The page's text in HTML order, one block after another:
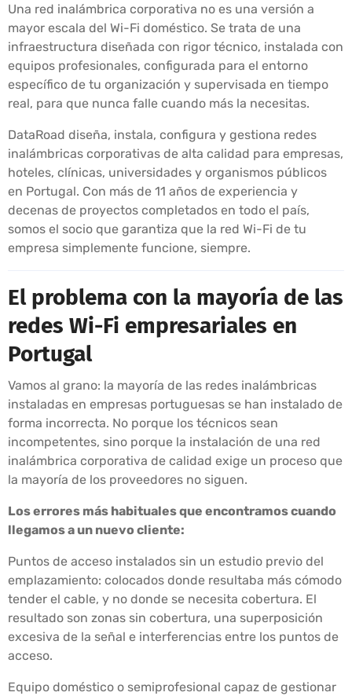
Una red inalámbrica corporativa no es una versión a
mayor escala del Wi-Fi doméstico. Se trata de una
infraestructura diseñada con rigor técnico, instalada con
equipos profesionales, configurada para el entorno
específico de tu organización y supervisada en tiempo
real, para que nunca falle cuando más la necesitas.
DataRoad diseña, instala, configura y gestiona redes
inalámbricas corporativas de alta calidad para empresas,
hoteles, clínicas, universidades y organismos públicos
en Portugal. Con más de 11 años de experiencia y
decenas de proyectos completados en todo el país,
somos el socio que garantiza que la red Wi-Fi de tu
empresa simplemente funcione, siempre.
El problema con la mayoría de las
redes Wi-Fi empresariales en
Portugal
Vamos al grano: la mayoría de las redes inalámbricas
instaladas en empresas portuguesas se han instalado de
forma incorrecta. No porque los técnicos sean
incompetentes, sino porque la instalación de una red
inalámbrica corporativa de calidad exige un proceso que
la mayoría de los proveedores no siguen.
Los errores más habituales que encontramos cuando
llegamos a un nuevo cliente:
Puntos de acceso instalados sin un estudio previo del
emplazamiento: colocados donde resultaba más cómodo
tender el cable, y no donde se necesita cobertura. El
resultado son zonas sin cobertura, una superposición
excesiva de la señal e interferencias entre los puntos de
acceso.
Equipo doméstico o semiprofesional capaz de gestionar